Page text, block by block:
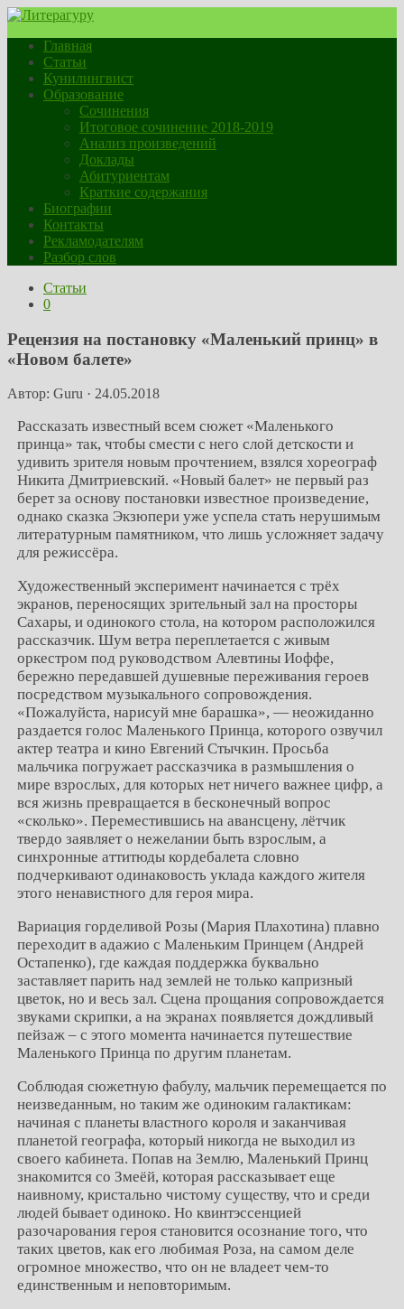
Главная
Статьи
Кунилингвист
Образование
Сочинения
Итоговое сочинение 2018-2019
Анализ произведений
Доклады
Абитуриентам
Краткие содержания
Биографии
Контакты
Рекламодателям
Разбор слов
Статьи
0
Рецензия на постановку «Маленький принц» в
«Новом балете»
Автор: Guru · 24.05.2018
Рассказать известный всем сюжет «Маленького
принца» так, чтобы смести с него слой детскости и
удивить зрителя новым прочтением, взялся хореограф
Никита Дмитриевский. «Новый балет» не первый раз
берет за основу постановки известное произведение,
однако сказка Экзюпери уже успела стать нерушимым
литературным памятником, что лишь усложняет задачу
для режиссёра.
Художественный эксперимент начинается с трёх
экранов, переносящих зрительный зал на просторы
Сахары, и одинокого стола, на котором расположился
рассказчик. Шум ветра переплетается с живым
оркестром под руководством Алевтины Иоффе,
бережно передавшей душевные переживания героев
посредством музыкального сопровождения.
«Пожалуйста, нарисуй мне барашка», — неожиданно
раздается голос Маленького Принца, которого озвучил
актер театра и кино Евгений Стычкин. Просьба
мальчика погружает рассказчика в размышления о
мире взрослых, для которых нет ничего важнее цифр, а
вся жизнь превращается в бесконечный вопрос
«сколько». Переместившись на авансцену, лётчик
твердо заявляет о нежелании быть взрослым, а
синхронные аттитюды кордебалета словно
подчеркивают одинаковость уклада каждого жителя
этого ненавистного для героя мира.
Вариация горделивой Розы (Мария Плахотина) плавно
переходит в адажио с Маленьким Принцем (Андрей
Остапенко), где каждая поддержка буквально
заставляет парить над землей не только капризный
цветок, но и весь зал. Сцена прощания сопровождается
звуками скрипки, а на экранах появляется дождливый
пейзаж – с этого момента начинается путешествие
Маленького Принца по другим планетам.
Соблюдая сюжетную фабулу, мальчик перемещается по
неизведанным, но таким же одиноким галактикам:
начиная с планеты властного короля и заканчивая
планетой географа, который никогда не выходил из
своего кабинета. Попав на Землю, Маленький Принц
знакомится со Змеёй, которая рассказывает еще
наивному, кристально чистому существу, что и среди
людей бывает одиноко. Но квинтэссенцией
разочарования героя становится осознание того, что
таких цветов, как его любимая Роза, на самом деле
огромное множество, что он не владеет чем-то
единственным и неповторимым.